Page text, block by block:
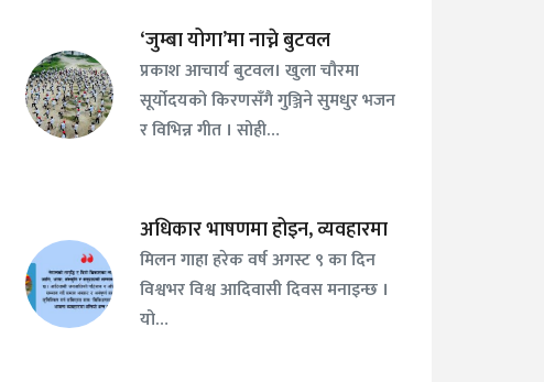
‘जुम्बा योगा’मा नाच्ने बुटवल
प्रकाश आचार्य बुटवल। खुला चौरमा
सूर्योदयको किरणसँगै गुञ्जिने सुमधुर भजन
र विभिन्न गीत । सोही…
अधिकार भाषणमा होइन, व्यवहारमा
मिलन गाहा हरेक वर्ष अगस्ट ९ का दिन
विश्वभर विश्व आदिवासी दिवस मनाइन्छ ।
यो…